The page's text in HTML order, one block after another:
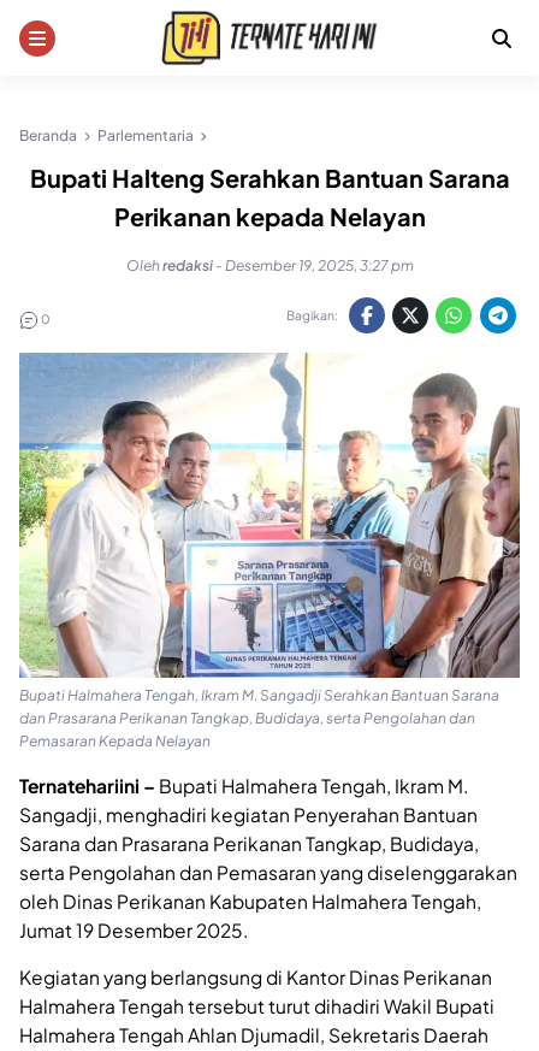
Beranda Parlementaria
Bupati Halteng Serahkan Bantuan Sarana
Perikanan kepada Nelayan
Olehredaksi - Desember 19, 2025, 3:27 pm
0 Bagikan:
Bupati Halmahera Tengah, Ikram M. Sangadji Serahkan Bantuan Sarana
dan Prasarana Perikanan Tangkap, Budidaya, serta Pengolahan dan
Pemasaran Kepada Nelayan
Ternatehariini – Bupati Halmahera Tengah, Ikram M.
Sangadji, menghadiri kegiatan Penyerahan Bantuan
Sarana dan Prasarana Perikanan Tangkap, Budidaya,
serta Pengolahan dan Pemasaran yang diselenggarakan
oleh Dinas Perikanan Kabupaten Halmahera Tengah,
Jumat 19 Desember 2025.
Kegiatan yang berlangsung di Kantor Dinas Perikanan
Halmahera Tengah tersebut turut dihadiri Wakil Bupati
Halmahera Tengah Ahlan Djumadil, Sekretaris Daerah